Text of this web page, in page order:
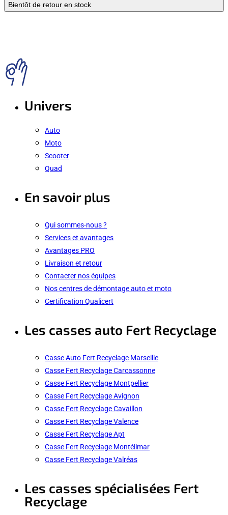
Bientôt de retour en stock
Univers
Auto
Moto
Scooter
Quad
En savoir plus
Qui sommes-nous ?
Services et avantages
Avantages PRO
Livraison et retour
Contacter nos équipes
Nos centres de démontage auto et moto
Certification Qualicert
Les casses auto Fert Recyclage
Casse Auto Fert Recyclage Marseille
Casse Fert Recyclage Carcassonne
Casse Fert Recyclage Montpellier
Casse Fert Recyclage Avignon
Casse Fert Recyclage Cavaillon
Casse Fert Recyclage Valence
Casse Fert Recyclage Apt
Casse Fert Recyclage Montélimar
Casse Fert Recyclage Valréas
Les casses spécialisées Fert
Recyclage